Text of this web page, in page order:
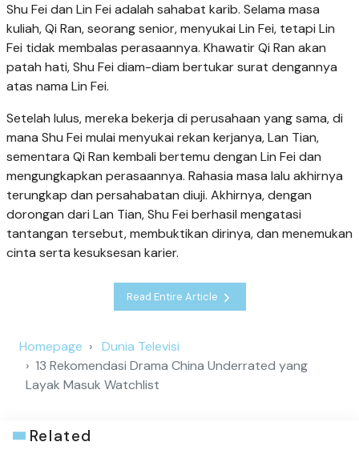
Shu Fei dan Lin Fei adalah sahabat karib. Selama masa
kuliah, Qi Ran, seorang senior, menyukai Lin Fei, tetapi Lin
Fei tidak membalas perasaannya. Khawatir Qi Ran akan
patah hati, Shu Fei diam-diam bertukar surat dengannya
atas nama Lin Fei.
Setelah lulus, mereka bekerja di perusahaan yang sama, di
mana Shu Fei mulai menyukai rekan kerjanya, Lan Tian,
sementara Qi Ran kembali bertemu dengan Lin Fei dan
mengungkapkan perasaannya. Rahasia masa lalu akhirnya
terungkap dan persahabatan diuji. Akhirnya, dengan
dorongan dari Lan Tian, Shu Fei berhasil mengatasi
tantangan tersebut, membuktikan dirinya, dan menemukan
cinta serta kesuksesan karier.
Read Entire Article
Homepage
Dunia Televisi
13 Rekomendasi Drama China Underrated yang
Layak Masuk Watchlist
Related